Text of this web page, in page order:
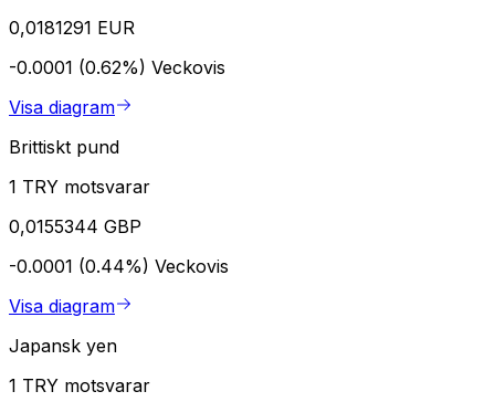
0,0181291 EUR
-0.0001 (0.62%) Veckovis
Visa diagram
Brittiskt pund
1 TRY motsvarar
0,0155344 GBP
-0.0001 (0.44%) Veckovis
Visa diagram
Japansk yen
1 TRY motsvarar